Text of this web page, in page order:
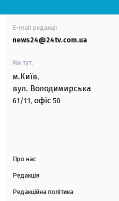
E-mail редакції
news24@24tv.com.ua
Ми тут:
м.Київ,
вул. Володимирська
61/11, офіс 50
Про нас
Редакція
Редакційна політика